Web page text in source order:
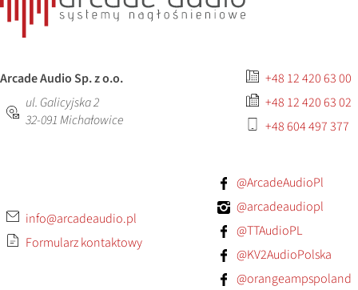
Arcade Audio Sp. z o.o.
ul. Galicyjska 2
32-091Michałowice
+48 12 420 63 00
+48 12 420 63 02
+48 604 497 377
info@arcadeaudio.pl
Formularz kontaktowy
@ArcadeAudioPl
@arcadeaudiopl
@TTAudioPL
@KV2AudioPolska
@orangeampspoland